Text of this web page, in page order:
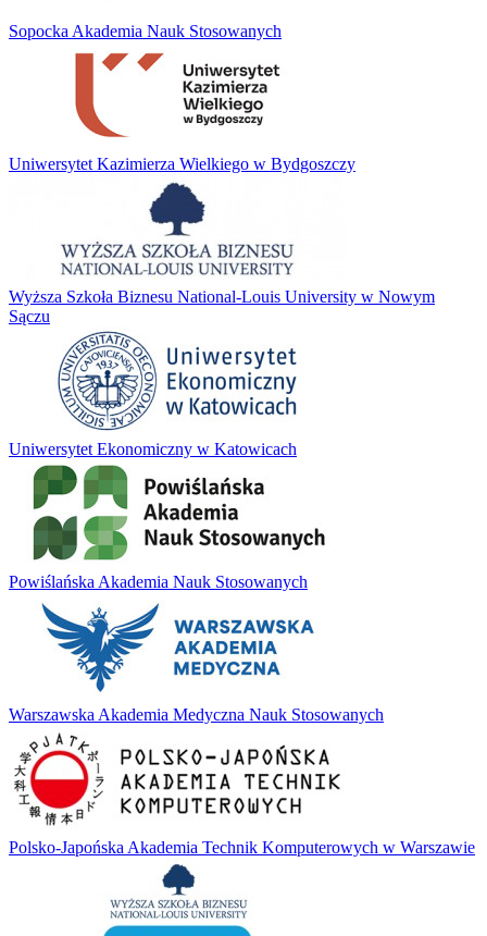
Sopocka Akademia Nauk Stosowanych
Uniwersytet Kazimierza Wielkiego w Bydgoszczy
Wyższa Szkoła Biznesu National-Louis University w Nowym
Sączu
Uniwersytet Ekonomiczny w Katowicach
Powiślańska Akademia Nauk Stosowanych
Warszawska Akademia Medyczna Nauk Stosowanych
Polsko-Japońska Akademia Technik Komputerowych w Warszawie